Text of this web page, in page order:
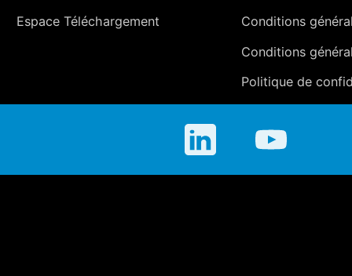
Espace Téléchargement
Conditions
Conditions
Politique de